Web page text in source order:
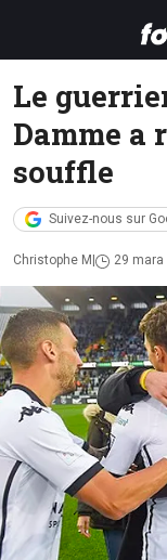
Le
Damme a
souffle
Suivez-nous sur
Christophe M 29 mara